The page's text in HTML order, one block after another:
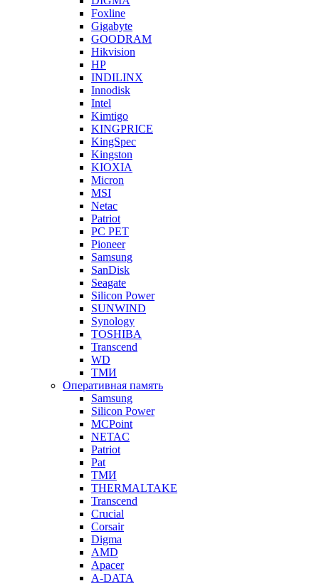
Foxline
Gigabyte
GOODRAM
Hikvision
HP
INDILINX
Innodisk
Intel
Kimtigo
KINGPRICE
KingSpec
Kingston
KIOXIA
Micron
MSI
Netac
Patriot
PC PET
Pioneer
Samsung
SanDisk
Seagate
Silicon Power
SUNWIND
Synology
TOSHIBA
Transcend
WD
ТМИ
Оперативная память
Samsung
Silicon Power
MCPoint
NETAC
Patriot
Pat
ТМИ
THERMALTAKE
Transcend
Crucial
Corsair
Digma
AMD
Apacer
A-DATA